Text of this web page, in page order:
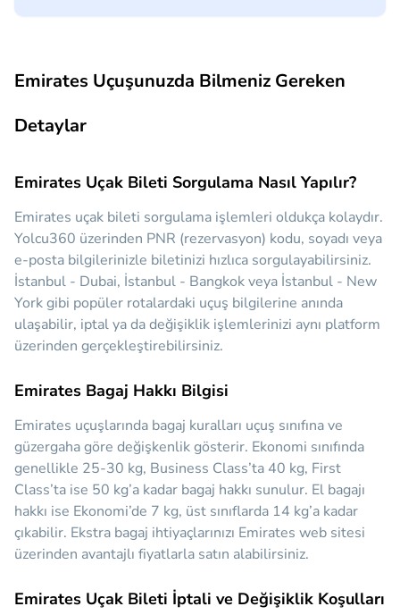
Emirates Uçuşunuzda Bilmeniz Gereken
Detaylar
Emirates Uçak Bileti Sorgulama Nasıl Yapılır?
Emirates uçak bileti sorgulama işlemleri oldukça kolaydır.
Yolcu360 üzerinden PNR (rezervasyon) kodu, soyadı veya
e-posta bilgilerinizle biletinizi hızlıca sorgulayabilirsiniz.
İstanbul - Dubai, İstanbul - Bangkok veya İstanbul - New
York gibi popüler rotalardaki uçuş bilgilerine anında
ulaşabilir, iptal ya da değişiklik işlemlerinizi aynı platform
üzerinden gerçekleştirebilirsiniz.
Emirates Bagaj Hakkı Bilgisi
Emirates uçuşlarında bagaj kuralları uçuş sınıfına ve
güzergaha göre değişkenlik gösterir. Ekonomi sınıfında
genellikle 25-30 kg, Business Class’ta 40 kg, First
Class’ta ise 50 kg’a kadar bagaj hakkı sunulur. El bagajı
hakkı ise Ekonomi’de 7 kg, üst sınıflarda 14 kg’a kadar
çıkabilir. Ekstra bagaj ihtiyaçlarınızı Emirates web sitesi
üzerinden avantajlı fiyatlarla satın alabilirsiniz.
Emirates Uçak Bileti İptali ve Değişiklik Koşulları